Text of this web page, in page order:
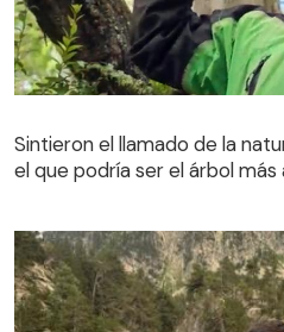
el que podría ser el árbol
Sintieron el llamado de la
el que podría ser el árbol